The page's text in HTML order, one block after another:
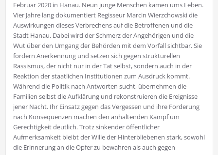
Februar 2020 in Hanau. Neun junge Menschen kamen ums Leben.
Vier Jahre lang dokumentiert Regisseur Marcin Wierzchowski die
Auswirkungen dieses Verbrechens auf die Betroffenen und die
Stadt Hanau. Dabei wird der Schmerz der Angehörigen und die
Wut über den Umgang der Behörden mit dem Vorfall sichtbar. Sie
fordern Anerkennung und setzen sich gegen strukturellen
Rassismus, der nicht nur in der Tat selbst, sondern auch in der
Reaktion der staatlichen Institutionen zum Ausdruck kommt.
Während die Politik nach Antworten sucht, übernehmen die
Familien selbst die Aufklärung und rekonstruieren die Ereignisse
jener Nacht. Ihr Einsatz gegen das Vergessen und ihre Forderung
nach Konsequenzen machen den anhaltenden Kampf um
Gerechtigkeit deutlich. Trotz sinkender öffentlicher
Aufmerksamkeit bleibt der Wille der Hinterbliebenen stark, sowohl
die Erinnerung an die Opfer zu bewahren als auch gegen